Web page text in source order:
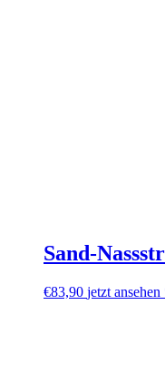
Sand-
€83,90 jetzt ansehen